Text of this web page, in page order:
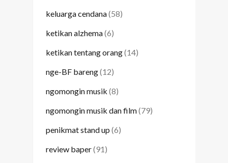
keluarga cendana(58)
ketikan alzhema(6)
ketikan tentang orang(14)
nge-BF bareng(12)
ngomongin musik (8)
ngomongin musik dan film(79)
penikmat stand up (6)
review baper(91)